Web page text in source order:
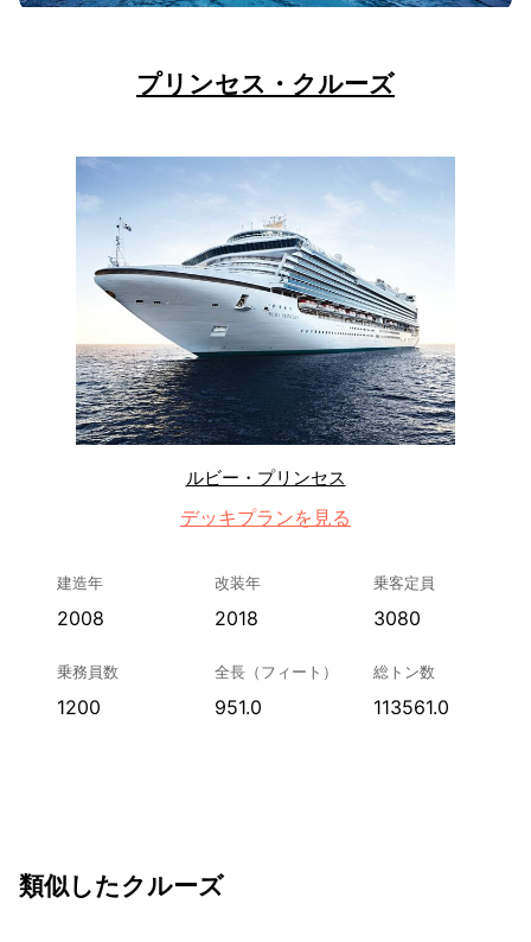
プリンセス・クルーズ
ルビー・プリンセス
デッキプランを見る
建造年
2008
改装年
2018
乗客定員
3080
乗務員数
1200
全長（フィート）
951.0
総トン数
113561.0
類似したクルーズ